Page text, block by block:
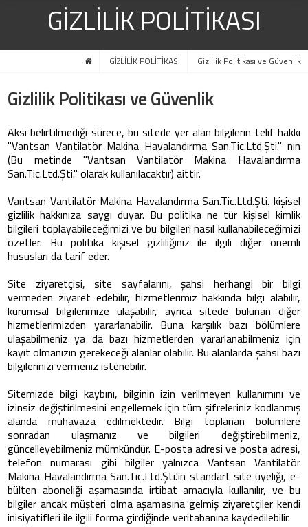
GİZLİLİK POLİTİKASI
GİZLİLİK POLİTİKASI Gizlilik Politikası ve Güvenlik
Gizlilik Politikası ve Güvenlik
Aksi belirtilmediği sürece, bu sitede yer alan bilgilerin telif hakkı
"Vantsan Vantilatör Makina Havalandırma San.Tic.Ltd.Şti." nın
(Bu metinde "Vantsan Vantilatör Makina Havalandırma
San.Tic.Ltd.Şti." olarak kullanılacaktır) aittir.
Vantsan Vantilatör Makina Havalandırma San.Tic.Ltd.Şti. kişisel
gizlilik hakkınıza saygı duyar. Bu politika ne tür kişisel kimlik
bilgileri toplayabileceğimizi ve bu bilgileri nasıl kullanabileceğimizi
özetler. Bu politika kişisel gizliliğiniz ile ilgili diğer önemli
hususları da tarif eder.
Site ziyaretçisi, site sayfalarını, şahsi herhangi bir bilgi
vermeden ziyaret edebilir, hizmetlerimiz hakkında bilgi alabilir,
kurumsal bilgilerimize ulaşabilir, ayrıca sitede bulunan diğer
hizmetlerimizden yararlanabilir. Buna karşılık bazı bölümlere
ulaşabilmeniz ya da bazı hizmetlerden yararlanabilmeniz için
kayıt olmanızın gerekeceği alanlar olabilir. Bu alanlarda şahsi bazı
bilgilerinizi vermeniz istenebilir.
Sitemizde bilgi kaybını, bilginin izin verilmeyen kullanımını ve
izinsiz değiştirilmesini engellemek için tüm şifreleriniz kodlanmış
alanda muhavaza edilmektedir. Bilgi toplanan bölümlere
sonradan ulaşmanız ve bilgileri değiştirebilmeniz,
güncelleyebilmeniz mümkündür. E-posta adresi ve posta adresi,
telefon numarası gibi bilgiler yalnızca Vantsan Vantilatör
Makina Havalandırma San.Tic.Ltd.Şti.'in standart site üyeliği, e-
bülten aboneliği aşamasında irtibat amacıyla kullanılır, ve bu
bilgiler ancak müşteri olma aşamasına gelmiş ziyaretçiler kendi
inisiyatifleri ile ilgili forma girdiğinde veritabanına kaydedilebilir.